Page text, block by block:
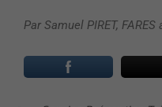
Par Samuel PIRET, FARES